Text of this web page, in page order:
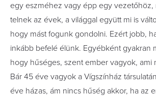
egy eszméhez vagy épp egy vezetőhöz,
telnek az évek, a világgal együtt mi is
hogy mást fogunk gondolni. Ezért jobb,
inkább befelé élünk. Egyébként gyakran
hogy hűséges, szent ember vagyok, ami
Bár 45 éve vagyok a Vígszínház
éve házas, ám nincs hűség akkor, ha az